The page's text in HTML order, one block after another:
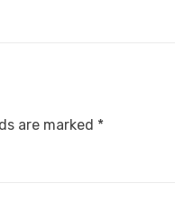
are marked *